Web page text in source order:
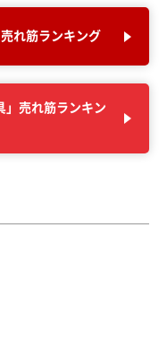
れ筋ランキング
」売れ筋ランキン